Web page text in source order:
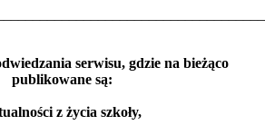
serwisu, gdzie na bieżąco
publikowane są:
z życia szkoły,